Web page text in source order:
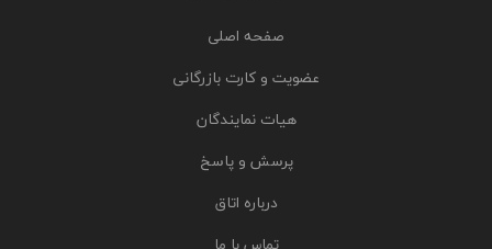
صفحه اصلی
عضویت و کارت بازرگانی
هیات نمایندگان
پرسش و پاسخ
درباره اتاق
تماس با ما